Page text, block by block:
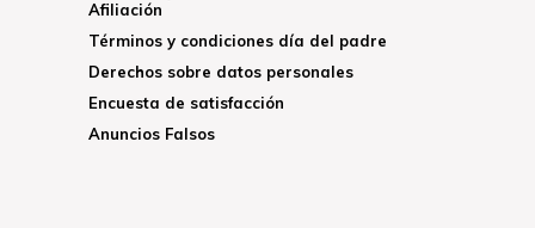
Afiliación
Términos y condiciones día del padre
Derechos sobre datos personales
Encuesta de satisfacción
Anuncios Falsos